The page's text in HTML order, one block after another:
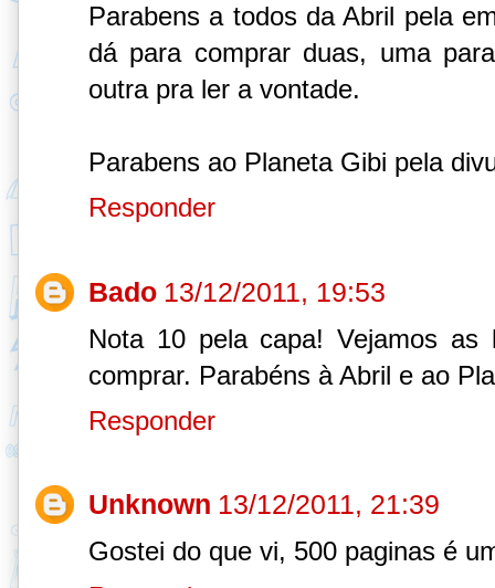
Parabens a todos da Abril pela
dá para comprar duas, uma
outra pra ler a vontade.
Parabens ao Planeta Gibi pela
Responder
Bado 13/12/2011, 19:53
Nota 10 pela capa! Vejamos
comprar. Parabéns à Abril e ao
Responder
Unknown 13/12/2011, 21:39
Gostei do que vi, 500 paginas é